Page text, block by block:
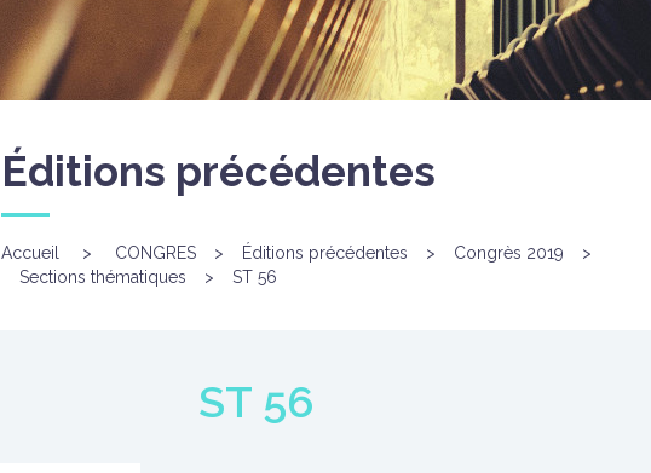
Éditions précédentes
Accueil > CONGRES > Éditions précédentes > Congrès 2019
>
Sections thématiques
> ST 56
ST 56